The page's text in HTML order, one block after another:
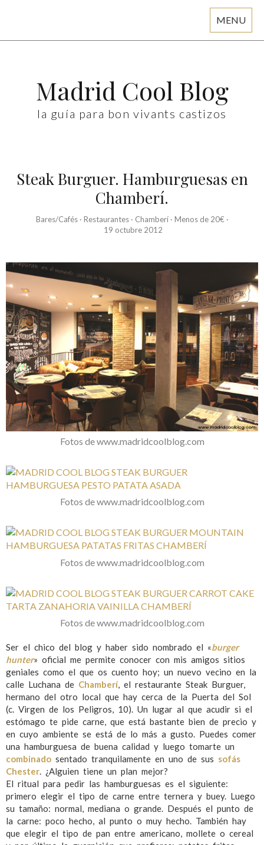
MENU
Madrid Cool Blog
la guía para bon vivants castizos
Steak Burguer. Hamburguesas en
Chamberí.
Bares/Cafés· Restaurantes· Chamberí· Menos de 20€ ·
19 octubre 2012
Fotos de www.madridcoolblog.com
Fotos de www.madridcoolblog.com
Fotos de www.madridcoolblog.com
Fotos de www.madridcoolblog.com
Ser el chico del blog y haber sido nombrado el «burger
hunter» oficial me permite conocer con mis amigos sitios
geniales como el que os cuento hoy; un nuevo vecino en la
calle Luchana de Chamberí, el restaurante Steak Burguer,
hermano del otro local que hay cerca de la Puerta del Sol
(c. Virgen de los Peligros, 10). Un lugar al que acudir si el
estómago te pide carne, que está bastante bien de precio y
en cuyo ambiente se está de lo más a gusto. Puedes comer
una hamburguesa de buena calidad y luego tomarte un
combinado sentado tranquilamente en uno de sus sofás
Chester. ¿Alguien tiene un plan mejor?
El ritual para pedir las hamburguesas es el siguiente:
primero elegir el tipo de carne entre ternera y buey. Luego
su tamaño: normal, mediana o grande. Después el punto de
la carne: poco hecho, al punto o muy hecho. También hay
que elegir el tipo de pan entre americano, mollete o cereal